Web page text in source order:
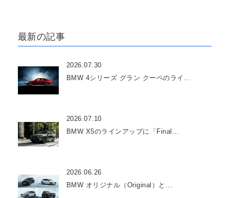
最新の記事
2026.07.30
BMW 4シリーズ グラン クーペのライ...
2026.07.10
BMW X5のラインアップに「Final...
2026.06.26
BMW オリジナル（Original）と...